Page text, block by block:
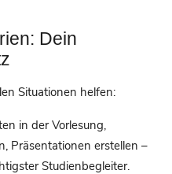
Dein
Situationen helfen:
in der Vorlesung,
Präsentationen erstellen –
Studienbegleiter.